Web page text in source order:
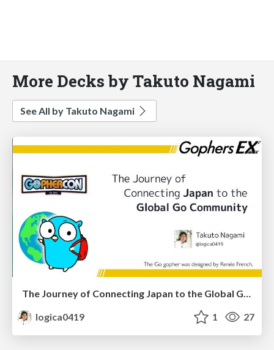
More Decks by Takuto Nagami
See All by Takuto Nagami
The Journey of Connecting Japan to the Global Go Community
logica0419
1 27